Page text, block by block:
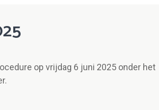
op vrijdag 6 juni 2025 onder het